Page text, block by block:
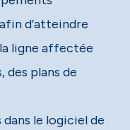
d’atteindre
ligne affectée
des plans de
le logiciel de